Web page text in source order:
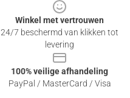
Winkel met vertrouwen
24/7 beschermd van klikken tot
levering
100% veilige afhandeling
PayPal / MasterCard / Visa